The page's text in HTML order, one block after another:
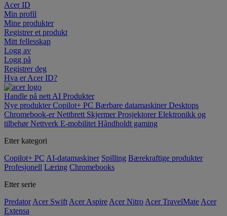
Acer ID
Min profil
Mine produkter
Registrer et produkt
Mitt fellesskap
Logg av
Logg på
Registrer deg
Hva er Acer ID?
Handle på nett AI Produkter
Nye produkterCopilot+ PC Bærbare datamaskinerDesktops
Chromebook-erNettbrett SkjermerProsjektorerElektronikk og
tilbehørNettverk E-mobilitet Håndholdt gaming
Etter kategori
Copilot+ PC AI-datamaskiner Spilling Bærekraftige produkter
Profesjonell Læring Chromebooks
Etter serie
Predator Acer Swift Acer Aspire Acer Nitro Acer TravelMate Acer
Extensa